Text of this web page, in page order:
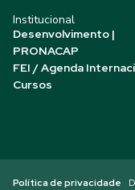
Institucional
Desenvolvimento |
PRONACAP
FEI / Agenda
Cursos
Política de privacidade